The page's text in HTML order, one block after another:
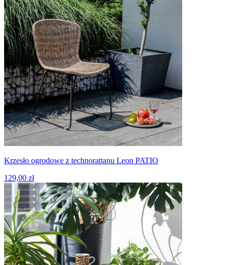
Krzesło ogrodowe z technorattanu Leon PATIO
129,00 zł